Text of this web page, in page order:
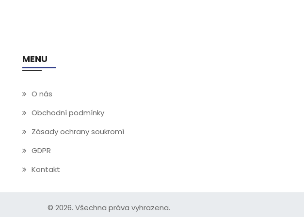
MENU
O nás
Obchodní podmínky
Zásady ochrany soukromí
GDPR
Kontakt
© 2026. Všechna práva vyhrazena.